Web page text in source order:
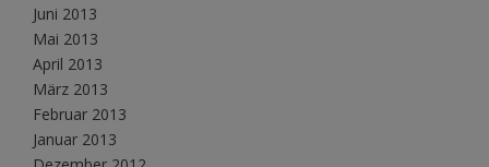
Juni 2013
Mai 2013
April 2013
März 2013
Februar 2013
Januar 2013